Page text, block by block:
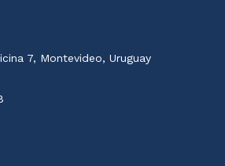
7, Montevideo, Uruguay